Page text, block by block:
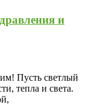
и
Пусть светлый
тепла и света.